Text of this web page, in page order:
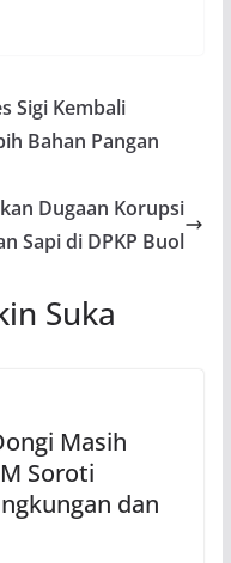
Sigi Kembali
Bahan Pangan
Dugaan Korupsi
Sapi di DPKP Buol
Suka
Masih
Soroti
dan